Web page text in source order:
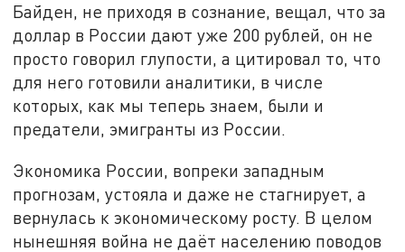
Байден, не приходя в сознание, вещал, что за
доллар в России дают уже 200 рублей, он не
просто говорил глупости, а цитировал то, что
для него готовили аналитики, в числе
которых, как мы теперь знаем, были и
предатели, эмигранты из России.
Экономика России, вопреки западным
прогнозам, устояла и даже не стагнирует, а
вернулась к экономическому росту. В целом
нынешняя война не даёт населению поводов